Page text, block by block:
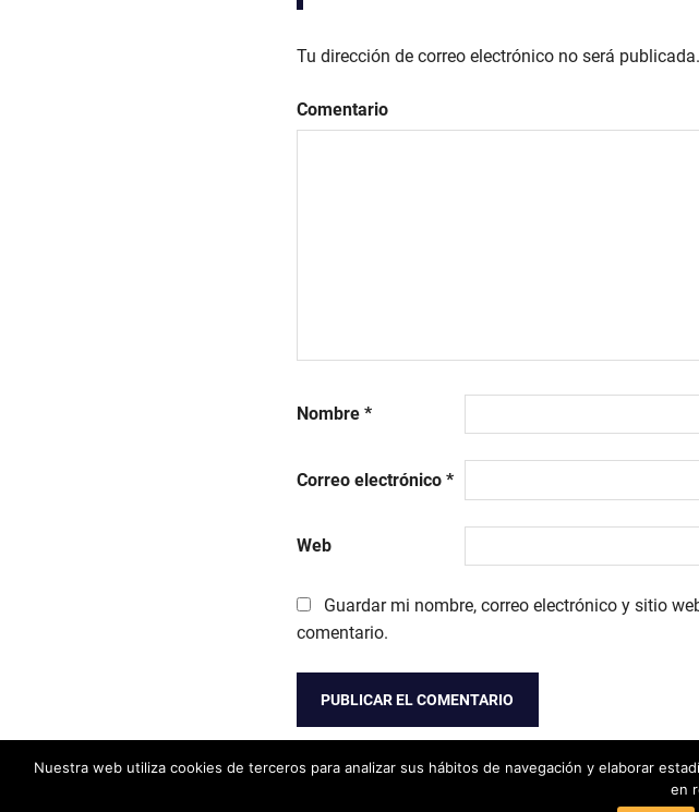
entradas
Tu dirección de correo electrónico no será publicada.
Comentario
Nombre *
Correo electrónico *
Web
Guardar mi nombre, correo electrónico y sitio
comentario.
Nuestra web utiliza cookies de terceros para analizar sus hábitos de navegación y elaborar
en